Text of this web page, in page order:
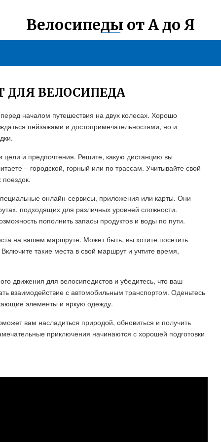
Велосипеды от А до Я
ДЛЯ ВЕЛОСИПЕДА
началом путешествия на двух колесах. Хорошо
пейзажами и достопримечательностями, но и
и предпочтения. Решите, какую дистанцию вы
– городской, горный или по трассам. Учитывайте свой
онлайн-сервисы, приложения или карты. Они
подходящих для различных уровней сложности.
пополнить запасы продуктов и воды по пути.
на вашем маршруте. Может быть, вы хотите посетить
такие места в свой маршрут и учтите время,
движения для велосипедистов и убедитесь, что ваш
взаимодействие с автомобильным транспортом. Оденьтесь
элементы и яркую одежду.
вам насладиться природой, обновиться и получить
приключения начинаются с хорошей подготовки